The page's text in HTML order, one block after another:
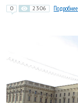
0 2306 Подробнее